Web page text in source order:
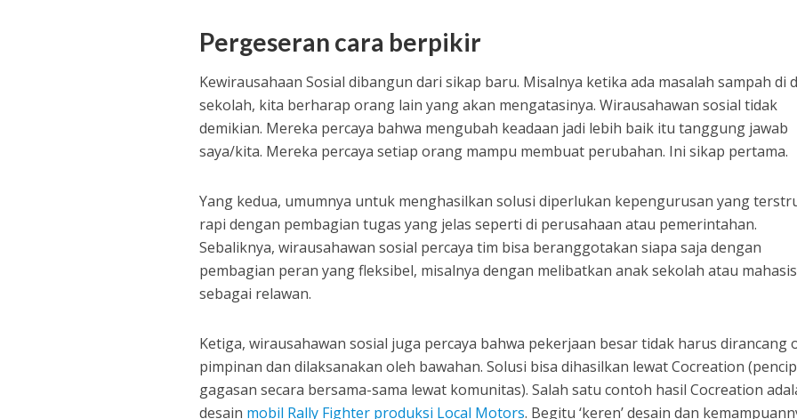
Pergeseran cara berpikir
Kewirausahaan Sosial dibangun dari sikap baru. Misalnya ketika ada masalah sampah di
sekolah, kita berharap orang lain yang akan mengatasinya. Wirausahawan sosial tidak
demikian. Mereka percaya bahwa mengubah keadaan jadi lebih baik itu tanggung jawab
saya/kita. Mereka percaya setiap orang mampu membuat perubahan. Ini sikap pertama.
Yang kedua, umumnya untuk menghasilkan solusi diperlukan kepengurusan yang
rapi dengan pembagian tugas yang jelas seperti di perusahaan atau pemerintahan.
Sebaliknya, wirausahawan sosial percaya tim bisa beranggotakan siapa saja dengan
pembagian peran yang fleksibel, misalnya dengan melibatkan anak sekolah atau
sebagai relawan.
Ketiga, wirausahawan sosial juga percaya bahwa pekerjaan besar tidak harus dirancang
pimpinan dan dilaksanakan oleh bawahan. Solusi bisa dihasilkan lewat Cocreation
gagasan secara bersama-sama lewat komunitas). Salah satu contoh hasil Cocreation
desain mobil Rally Fighter produksi Local Motors. Begitu ‘keren’ desain dan